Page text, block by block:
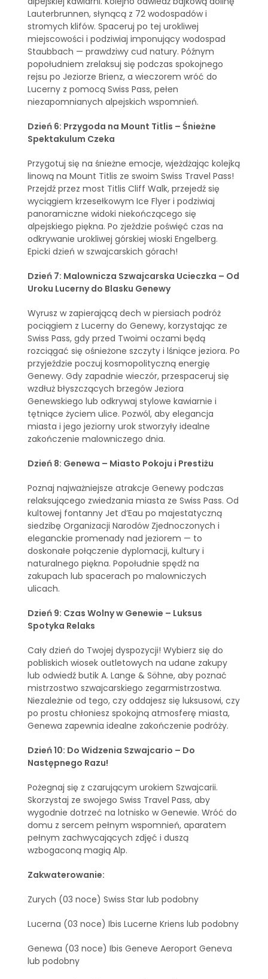
Lauterbrunnen, słynącą z 72 wodospadów i
stromych klifów. Spaceruj po tej urokliwej
miejscowości i podziwiaj imponujący wodospad
Staubbach — prawdziwy cud natury. Późnym
popołudniem zrelaksuj się podczas spokojnego
rejsu po Jeziorze Brienz, a wieczorem wróć do
Lucerny z pomocą Swiss Pass, pełen
niezapomnianych alpejskich wspomnień.
Dzień 6: Przygoda na Mount Titlis – Śnieżne
Spektakulum Czeka
Przygotuj się na śnieżne emocje, wjeżdżając kolejką
linową na Mount Titlis ze swoim Swiss Travel Pass!
Przejdź przez most Titlis Cliff Walk, przejedź się
wyciągiem krzesełkowym Ice Flyer i podziwiaj
panoramiczne widoki niekończącego się
alpejskiego piękna. Po zjeździe poświęć czas na
odkrywanie urokliwej górskiej wioski Engelberg.
Epicki dzień w szwajcarskich górach!
Dzień 7: Malownicza Szwajcarska Ucieczka – Od
Uroku Lucerny do Blasku Genewy
Wyrusz w zapierającą dech w piersiach podróż
pociągiem z Lucerny do Genewy, korzystając ze
Swiss Pass, gdy przed Twoimi oczami będą
rozciągać się ośnieżone szczyty i lśniące jeziora. Po
przyjeździe poczuj kosmopolityczną energię
Genewy. Gdy zapadnie wieczór, przespaceruj się
wzdłuż błyszczących brzegów Jeziora
Genewskiego lub odkrywaj stylowe kawiarnie i
tętniące życiem ulice. Pozwól, aby elegancja
miasta i jego jeziorny urok stworzyły idealne
zakończenie malowniczego dnia.
Dzień 8: Genewa – Miasto Pokoju i Prestiżu
Poznaj najważniejsze atrakcje Genewy podczas
relaksującego zwiedzania miasta ze Swiss Pass. Od
kultowej fontanny Jet d’Eau po majestatyczną
siedzibę Organizacji Narodów Zjednoczonych i
eleganckie promenady nad jeziorem — to
doskonałe połączenie dyplomacji, kultury i
naturalnego piękna. Popołudnie spędź na
zakupach lub spacerach po malowniczych
ulicach.
Dzień 9: Czas Wolny w Genewie – Luksus
Spotyka Relaks
Cały dzień do Twojej dyspozycji! Wybierz się do
pobliskich wiosek outletowych na udane zakupy
lub odwiedź butik A. Lange & Söhne, aby poznać
mistrzostwo szwajcarskiego zegarmistrzostwa.
Niezależnie od tego, czy oddajesz się luksusowi, czy
po prostu chłoniesz spokojną atmosferę miasta,
Genewa zapewnia idealne zakończenie podróży.
Dzień 10: Do Widzenia Szwajcario – Do
Następnego Razu!
Pożegnaj się z czarującym urokiem Szwajcarii.
Skorzystaj ze swojego Swiss Travel Pass, aby
wygodnie dotrzeć na lotnisko w Genewie. Wróć do
domu z sercem pełnym wspomnień, aparatem
pełnym zachwycających zdjęć i duszą
wzbogaconą magią Alp.
Zakwaterowanie:
Zurych (03 noce) Swiss Star lub podobny
Lucerna (03 noce) Ibis Lucerne Kriens lub podobny
Genewa (03 noce) Ibis Geneve Aeroport Geneva
lub podobny